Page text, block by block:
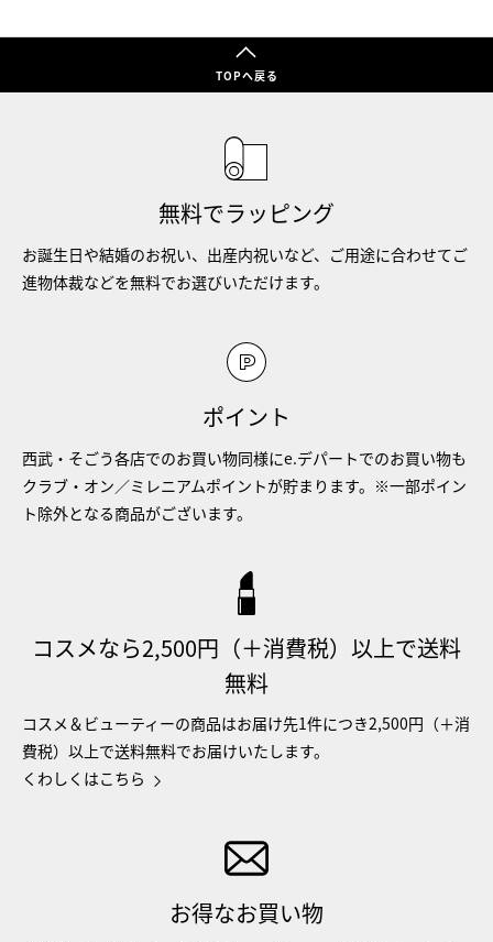
TOPへ戻る
無料でラッピング
お誕生日や結婚のお祝い、出産内祝いなど、ご用途に合わせてご
進物体裁などを無料でお選びいただけます。
ポイント
西武・そごう各店でのお買い物同様にe.デパートでのお買い物も
クラブ・オン／ミレニアムポイントが貯まります。※一部ポイン
ト除外となる商品がございます。
コスメなら2,500円（＋消費税）以上で送料
無料
コスメ＆ビューティーの商品はお届け先1件につき2,500円（＋消
費税）以上で送料無料でお届けいたします。
くわしくはこちら
お得なお買い物